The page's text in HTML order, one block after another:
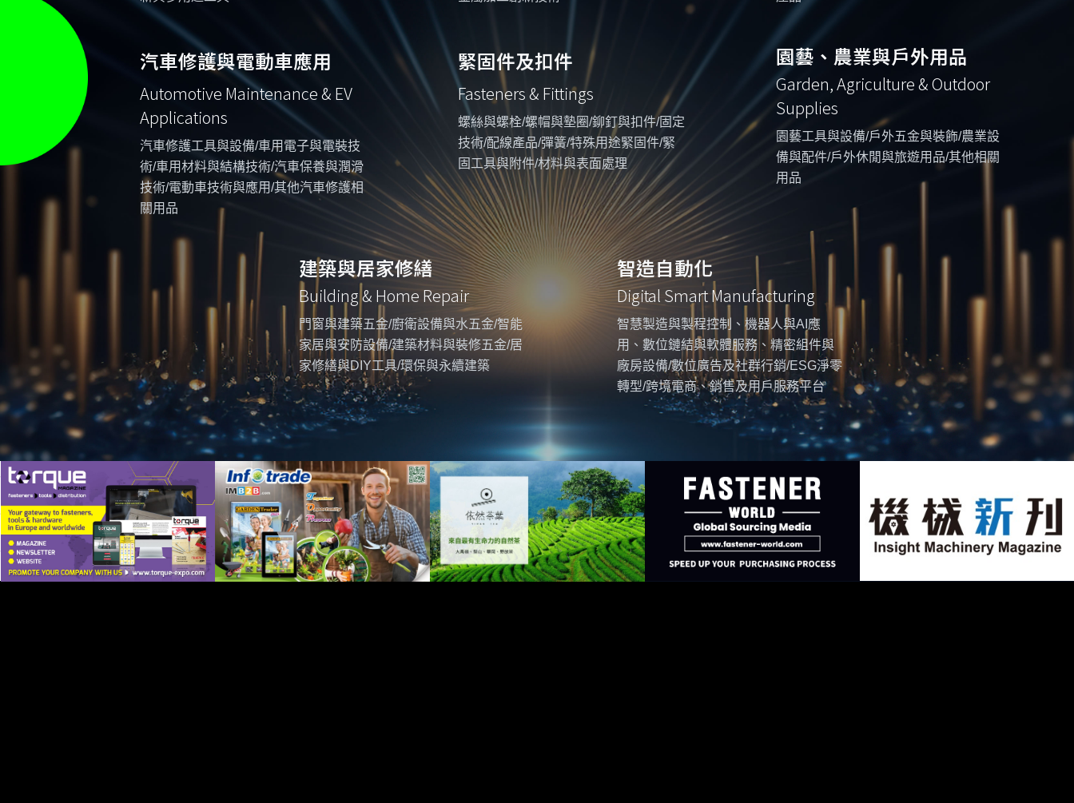
汽車修護與電動車應用
Automotive Maintenance & EV
Applications
汽車修護工具與設備/車用電子與電裝技
術/車用材料與結構技術/汽車保養與潤滑
技術/電動車技術與應用/其他汽車修護相
關用品
緊固件及扣件
Fasteners & Fittings
螺絲與螺栓/螺帽與墊圈/鉚釘與扣件/固定
技術/配線產品/彈簧/特殊用途緊固件/緊
固工具與附件/材料與表面處理
園藝、農業與戶外用品
Garden, Agriculture & Outdoor
Supplies
園藝工具與設備/戶外五金與裝飾/農業設
備與配件/戶外休閒與旅遊用品/其他相關
用品
建築與居家修繕
Building & Home Repair
門窗與建築五金/廚衛設備與水五金/智能
家居與安防設備/建築材料與裝修五金/居
家修繕與DIY工具/環保與永續建築
智造自動化
Digital Smart Manufacturing
智慧製造與製程控制、機器人與AI應
用、數位鏈結與軟體服務、精密組件與
廠房設備/數位廣告及社群行銷/ESG淨零
轉型/跨境電商、銷售及用戶服務平台